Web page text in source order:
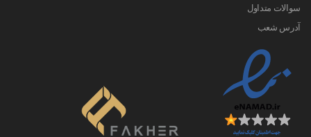
سوالات متداول
آدرس شعب